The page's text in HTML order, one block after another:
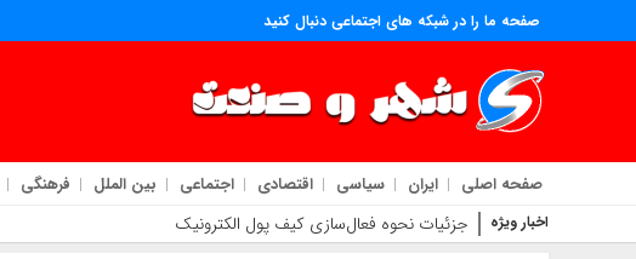
صفحه ما را در شبکه های اجتماعی دنبال کنید
صفحه اصلی ایران سیاسی اقتصادی اجتماعی بین الملل فرهنگی
اخبار ویژه جزئیات نحوه فعال‌سازی کیف پول الکترونیک